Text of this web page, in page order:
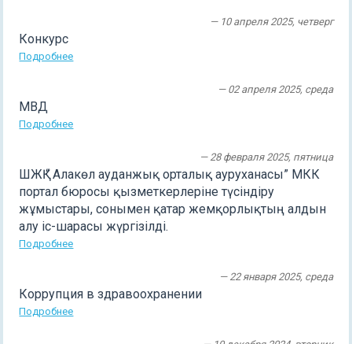
— 10 апреля 2025, четверг
Конкурс
Подробнее
— 02 апреля 2025, среда
МВД
Подробнее
— 28 февраля 2025, пятница
ШЖҚ “ Алакөл ауданжық орталық ауруханасы” МКК
портал бюросы қызметкерлеріне түсіндіру
жұмыстары, сонымен қатар жемқорлықтың алдын
алу іс-шарасы жүргізілді.
Подробнее
— 22 января 2025, среда
Коррупция в здравоохранении
Подробнее